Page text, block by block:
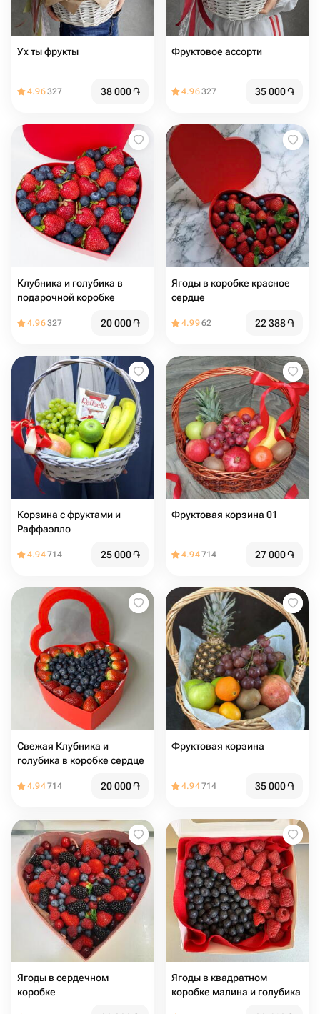
Ух ты фрукты
4.96327 38 000֏
Фруктовое ассорти
4.96327 35 000֏
Клубника и голубика в
подарочной коробке
4.96327 20 000֏
Ягоды в коробке красное
сердце
4.9962 22 388֏
Корзина с фруктами и
Раффаэлло
4.94714 25 000֏
Фруктовая корзина 01
4.94714 27 000֏
Свежая Клубника и
голубика в коробке сердце
4.94714 20 000֏
Фруктовая корзина
4.94714 35 000֏
Ягоды в сердечном
коробке
Ягоды в квадратном
коробке малина и голубика